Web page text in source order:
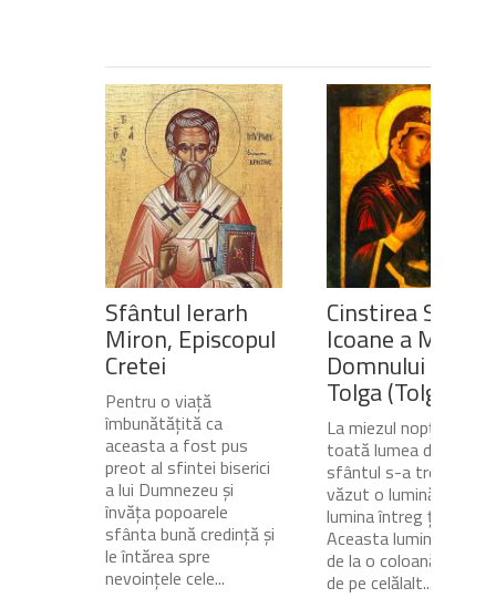
Sfântul Ierarh
Miron, Episcopul
Cretei
Pentru o viață
îmbunătățită ca
aceasta a fost pus
preot al sfintei biserici
a lui Dumnezeu și
învăța popoarele
sfânta bună credință și
le întărea spre
nevoințele cele...
Cinstirea Sfintei
Icoane a Maicii
Domnului de pe
Tolga (Tolgska)
La miezul nopții, când
toată lumea dormea,
sfântul s-a trezit și a
văzut o lumină care
lumina întreg ținutul.
Aceasta lumină venea
de la o coloană de foc
de pe celălalt...